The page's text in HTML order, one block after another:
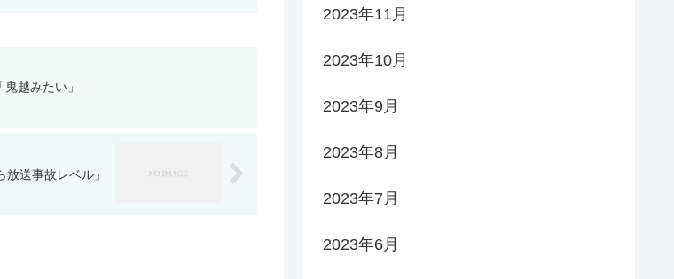
越みたい」
送事故レベル」
2023年11月
2023年10月
2023年9月
2023年8月
2023年7月
2023年6月